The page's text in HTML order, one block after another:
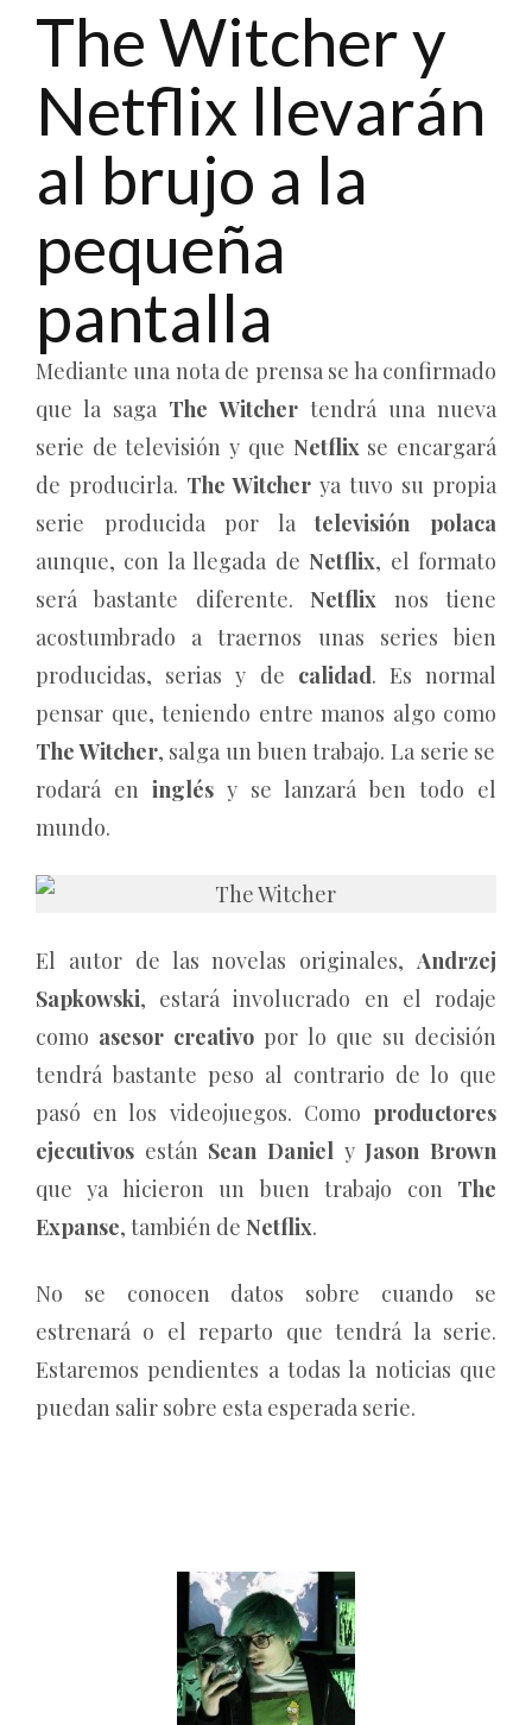
The Witcher y
Netflix llevarán
al brujo a la
pequeña
pantalla
Mediante una nota de prensa se ha confirmado
que la saga The Witchertendrá una nueva
serie de televisión y que Netflixse encargará
de producirla. The Witcher ya tuvo su propia
serie producida por latelevisión polaca
aunque, con la llegada de Netflix, el formato
será bastante diferente. Netflix nos tiene
acostumbrado a traernos unas series bien
producidas, serias y de calidad. Es normal
pensar que, teniendo entre manos algo como
The Witcher, salga un buen trabajo. La serie se
rodará en inglés y se lanzará ben todo el
mundo.
El autor de las novelas originales, Andrzej
Sapkowski, estará involucrado en el rodaje
como asesor creativo por lo que su decisión
tendrá bastante peso al contrario de lo que
pasó en los videojuegos. Como productores
ejecutivos están Sean Daniel yJason Brown
que ya hicieron un buen trabajo con The
Expanse, también de Netflix.
No se conocen datos sobre cuando se
estrenará o el reparto que tendrá la serie.
Estaremos pendientes a todas la noticias que
puedan salir sobre esta esperada serie.